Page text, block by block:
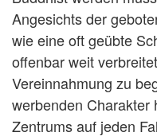
Angesichts der
wie eine oft geübte
offenbar weit
Vereinnahmung zu
werbenden Charakter
Zentrums auf jeden